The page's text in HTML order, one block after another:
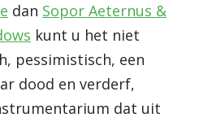
dan Sopor Aeternus &
kunt u het niet
pessimistisch, een
dood en verderf,
dat uit